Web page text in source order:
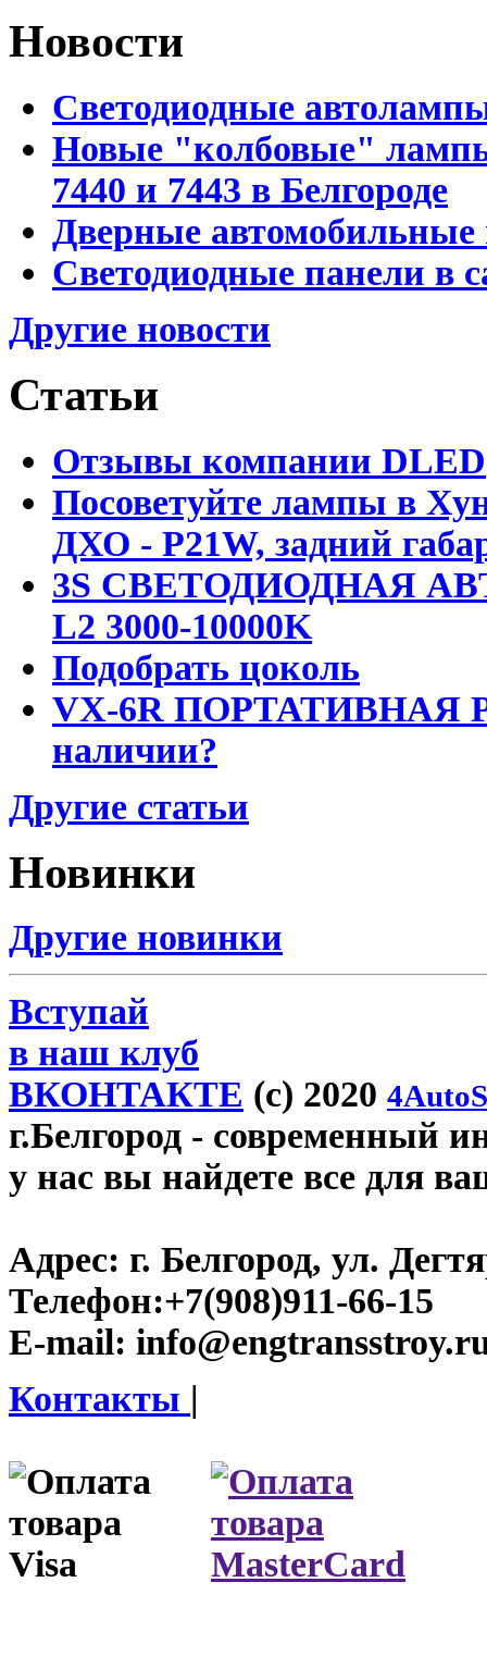
Новости
Светодиодные
Новые "колбовые"
7440 и 7443 в Белгороде
Дверные автомобильные
Светодиодные панели в
Другие новости
Статьи
Отзывы компании DLED
Посоветуйте лампы в
ДХО - P21W, задний
3S СВЕТОДИОДНАЯ
L2 3000-10000K
Подобрать цоколь
VX-6R ПОРТАТИВНАЯ
наличии?
Другие статьи
Новинки
Другие новинки
Вступай
в наш клуб
ВКОНТАКТЕ (c) 2020
г.Белгород - современный
у нас вы найдете все для
Адрес: г. Белгород, ул.
Телефон:+7(908)911-66-15
E-mail:
Контакты